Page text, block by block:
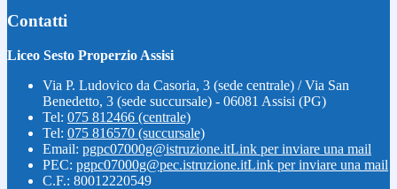
Contatti
Liceo Sesto Properzio Assisi
Via P. Ludovico da Casoria, 3 (sede centrale) / Via San
Benedetto, 3 (sede succursale) - 06081 Assisi (PG)
Tel: 075 812466 (centrale)
Tel: 075 816570 (succursale)
Email: pgpc07000g@istruzione.itLink per inviare una mail
PEC: pgpc07000g@pec.istruzione.itLink per inviare una mail
C.F.: 80012220549